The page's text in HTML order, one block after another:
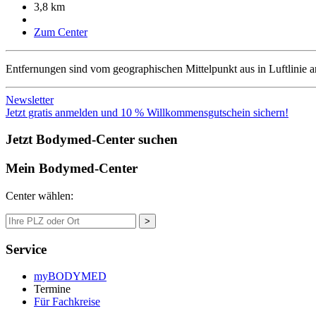
3,8 km
Zum Center
Entfernungen sind vom geographischen Mittelpunkt aus in Luftlinie
Newsletter
Jetzt gratis anmelden und 10 % Willkommensgutschein sichern!
Jetzt Bodymed-Center suchen
Mein Bodymed-Center
Center wählen:
>
Service
myBODYMED
Termine
Für Fachkreise